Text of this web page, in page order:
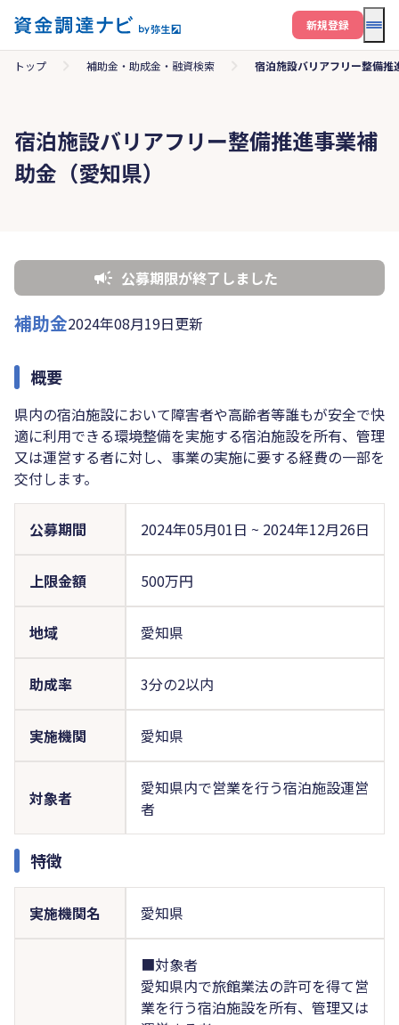
メ
新規登録
トップ 補助金・助成金・融資検索 宿泊施設バリアフリー整備推
宿泊施設バリアフリー整備推進事業補
助金（愛知県）
公募期限が終了しました
補助金2024年08月19日更新
概要
県内の宿泊施設において障害者や高齢者等誰もが安全で快
適に利用できる環境整備を実施する宿泊施設を所有、管理
又は運営する者に対し、事業の実施に要する経費の一部を
交付します。
公募期間 2024年05月01日 ~ 2024年12月26日
上限金額 500万円
地域 愛知県
助成率 3分の2以内
実施機関 愛知県
対象者
愛知県内で営業を行う宿泊施設運営
者
特徴
実施機関名 愛知県
■対象者
愛知県内で旅館業法の許可を得て営
業を行う宿泊施設を所有、管理又は